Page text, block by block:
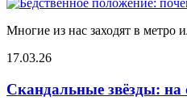
Многие из нас заходят в метро
17.03.26
Скандальные звёзды: на